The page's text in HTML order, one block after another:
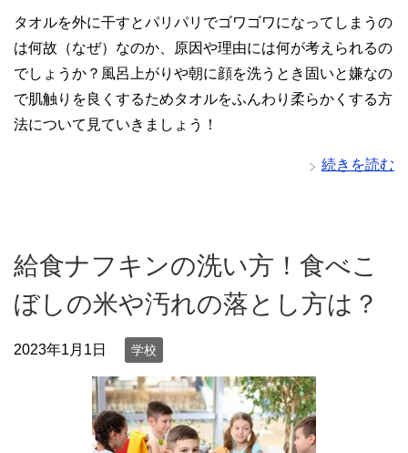
タオルを外に干すとパリパリでゴワゴワになってしまうの
は何故（なぜ）なのか、原因や理由には何が考えられるの
でしょうか？風呂上がりや朝に顔を洗うとき固いと嫌なの
で肌触りを良くするためタオルをふんわり柔らかくする方
法について見ていきましょう！
続きを読む
給食ナフキンの洗い方！食べこ
ぼしの米や汚れの落とし方は？
2023年1月1日 学校